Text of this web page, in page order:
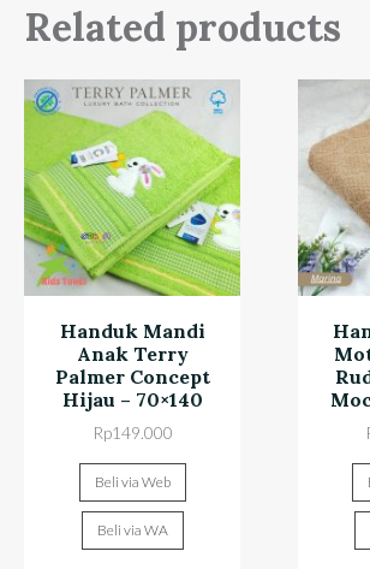
Related products
Handuk Mandi
Anak Terry
Palmer Concept
Hijau – 70×140
Rp149.000
Beli via Web
Beli via WA